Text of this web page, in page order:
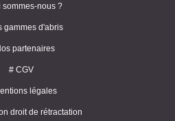
sommes-nous ?
gammes d'abris
partenaires
# CGV
légales
droit de rétractation